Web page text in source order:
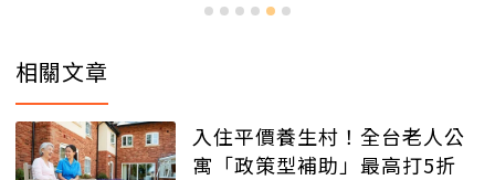
相關文章
入住平價養生村！全台老人公
寓「政策型補助」最高打5折